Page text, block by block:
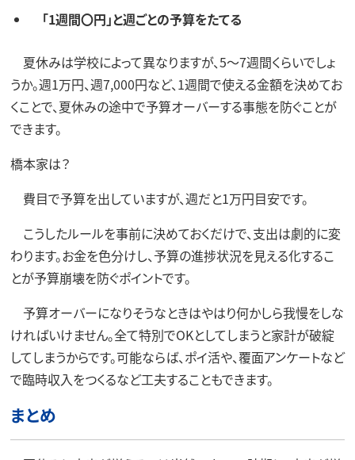
「1週間〇円」と週ごとの予算をたてる
夏休みは学校によって異なりますが、5～7週間くらいでしょ
うか。週1万円、週7,000円など、1週間で使える金額を決めてお
くことで、夏休みの途中で予算オーバーする事態を防ぐことが
できます。
橋本家は？
費目で予算を出していますが、週だと1万円目安です。
こうしたルールを事前に決めておくだけで、支出は劇的に変
わります。お金を色分けし、予算の進捗状況を見える化するこ
とが予算崩壊を防ぐポイントです。
予算オーバーになりそうなときはやはり何かしら我慢をしな
ければいけません。全て特別でOKとしてしまうと家計が破綻
してしまうからです。可能ならば、ポイ活や、覆面アンケートなど
で臨時収入をつくるなど工夫することもできます。
まとめ